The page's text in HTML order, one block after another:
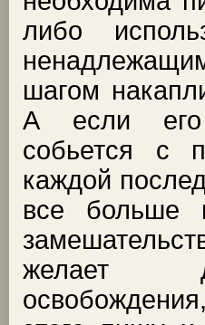
либо
шагом
А если его
собьется с
каждой
все больше
желает